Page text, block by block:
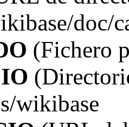
doc/
(Fichero
wikibase